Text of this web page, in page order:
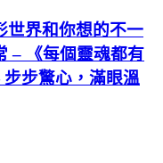
界和你想的不一
– 《每個靈魂都有
步驚心，滿眼溫